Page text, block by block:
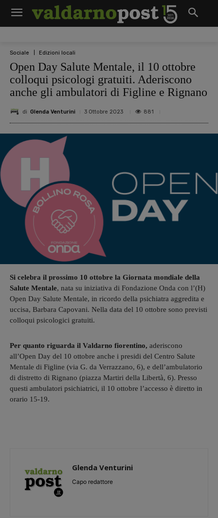
Sociale Edizioni locali
Open Day Salute Mentale, il 10 ottobre
colloqui psicologi gratuiti. Aderiscono
anche gli ambulatori di Figline e Rignano
di Glenda Venturini 3 Ottobre 2023 881
Si celebra il prossimo 10 ottobre la Giornata mondiale della
Salute Mentale, nata su iniziativa di Fondazione Onda con l’(H)
Open Day Salute Mentale, in ricordo della psichiatra aggredita e
uccisa, Barbara Capovani. Nella data del 10 ottobre sono previsti
colloqui psicologici gratuiti.
Per quanto riguarda il Valdarno fiorentino, aderiscono
all’Open Day del 10 ottobre anche i presidi del Centro Salute
Mentale di Figline (via G. da Verrazzano, 6), e dell’ambulatorio
di distretto di Rignano (piazza Martiri della Libertà, 6). Presso
questi ambulatori psichiatrici, il 10 ottobre l’accesso è diretto in
orario 15-19.
Glenda Venturini
Capo redattore